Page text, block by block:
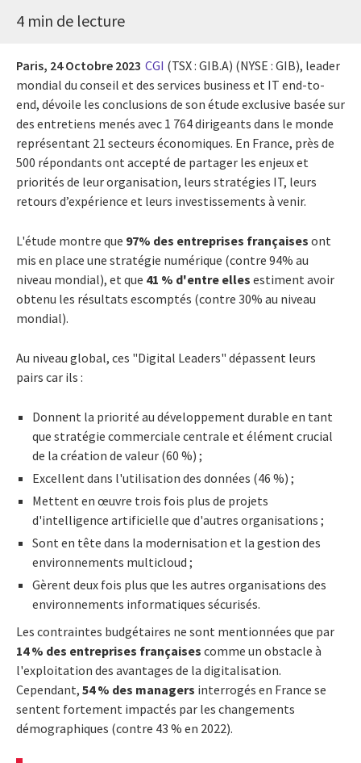
4 min de lecture
Paris, 24 Octobre 2023 CGI (TSX : GIB.A) (NYSE : GIB), leader
mondial du conseil et des services business et IT end-to-
end, dévoile les conclusions de son étude exclusive basée sur
des entretiens menés avec 1 764 dirigeants dans le monde
représentant 21 secteurs économiques. En France, près de
500 répondants ont accepté de partager les enjeux et
priorités de leur organisation, leurs stratégies IT, leurs
retours d’expérience et leurs investissements à venir.
L'étude montre que 97% des entreprises françaises ont
mis en place une stratégie numérique (contre 94% au
niveau mondial), et que 41 % d'entre elles estiment avoir
obtenu les résultats escomptés (contre 30% au niveau
mondial).
Au niveau global, ces "Digital Leaders" dépassent leurs
pairs car ils :
Donnent la priorité au développement durable en tant
que stratégie commerciale centrale et élément crucial
de la création de valeur (60 %) ;
Excellent dans l'utilisation des données (46 %) ;
Mettent en œuvre trois fois plus de projets
d'intelligence artificielle que d'autres organisations ;
Sont en tête dans la modernisation et la gestion des
environnements multicloud ;
Gèrent deux fois plus que les autres organisations des
environnements informatiques sécurisés.
Les contraintes budgétaires ne sont mentionnées que par
14 % des entreprises françaises comme un obstacle à
l'exploitation des avantages de la digitalisation.
Cependant, 54 % des managers interrogés en France se
sentent fortement impactés par les changements
démographiques (contre 43 % en 2022).